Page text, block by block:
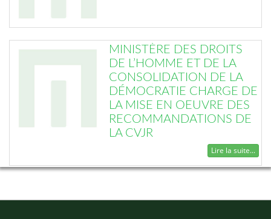
MINISTÈRE DES DROITS
DE L’HOMME ET DE LA
CONSOLIDATION DE LA
DÉMOCRATIE CHARGE DE
LA MISE EN OEUVRE DES
RECOMMANDATIONS DE
LA CVJR
Lire la suite...